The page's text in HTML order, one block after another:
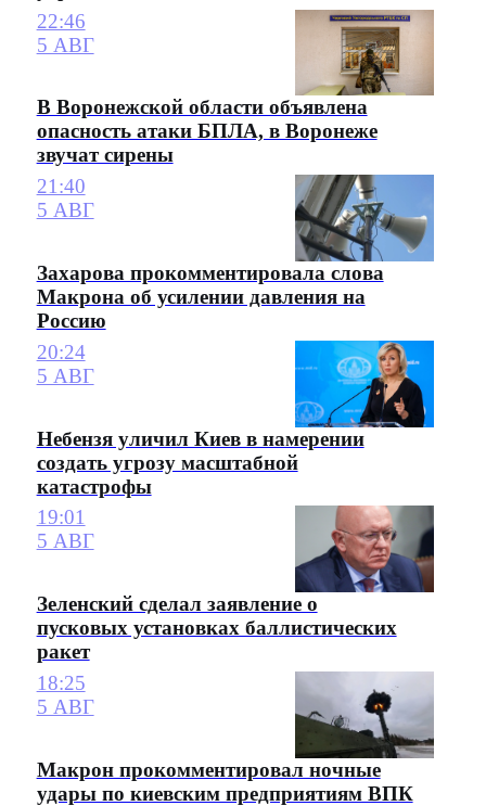
22:46
5 АВГ
В Воронежской области объявлена
опасность атаки БПЛА, в Воронеже
звучат сирены
21:40
5 АВГ
Захарова прокомментировала слова
Макрона об усилении давления на
Россию
20:24
5 АВГ
Небензя уличил Киев в намерении
создать угрозу масштабной
катастрофы
19:01
5 АВГ
Зеленский сделал заявление о
пусковых установках баллистических
ракет
18:25
5 АВГ
Макрон прокомментировал ночные
удары по киевским предприятиям ВПК